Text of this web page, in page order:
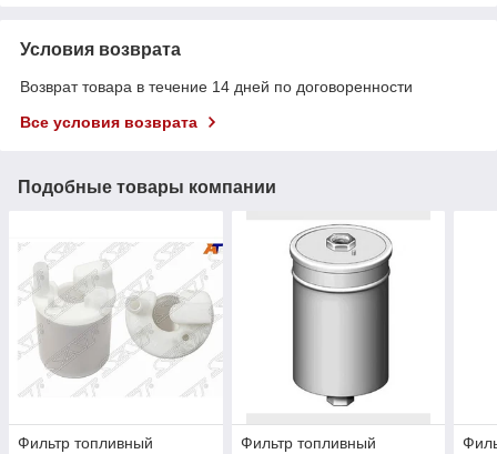
Условия возврата
Возврат товара в течение 14 дней по договоренности
Все условия возврата
Подобные товары компании
Фильтр топливный
Фильтр топливный